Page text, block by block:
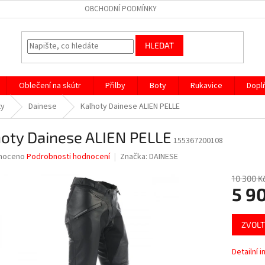
OBCHODNÍ PODMÍNKY
HLEDAT
Oblečení na skútr Přilby Boty Rukavice
Dainese Kalhoty Dainese ALIEN PELLE
Dainese ALIEN PELLE 155367200108
Podrobnosti hodnocení Značka: DAINESE
10 300
5
Měrná
cena:
Detailní